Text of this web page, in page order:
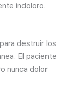
indoloro.
destruir los
El paciente
nunca dolor